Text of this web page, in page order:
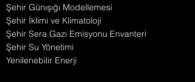
Şehir Günışığı Modellemesi
Şehir İklimi ve Klimatoloji
Şehir Sera Gazı Emisyonu Envanteri
Şehir Su Yönetimi
Yenilenebilir Enerji